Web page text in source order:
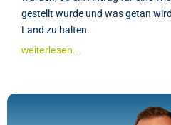
gestellt wurde und was getan
Land zu halten.
weiterlesen...